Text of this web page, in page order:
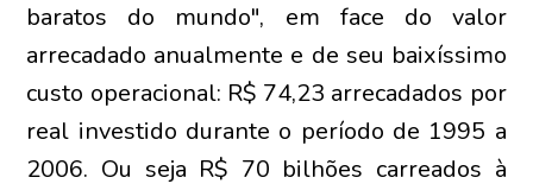
baratos do mundo", em face do valor
arrecadado anualmente e de seu baixíssimo
custo operacional: R$ 74,23 arrecadados por
real investido durante o período de 1995 a
2006. Ou seja R$ 70 bilhões carreados à